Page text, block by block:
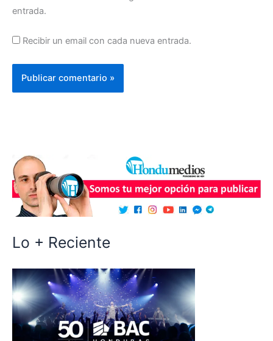
entrada.
Recibir un email con cada nueva entrada.
Lo + Reciente